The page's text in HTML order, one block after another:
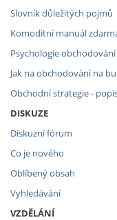
Slovník důležitých pojmů
Komoditní manuál
Psychologie obchodování
Jak na obchodování na
Obchodní strategie -
DISKUZE
Diskuzní fórum
Co je nového
Oblíbený obsah
Vyhledávání
VZDĚLÁNÍ